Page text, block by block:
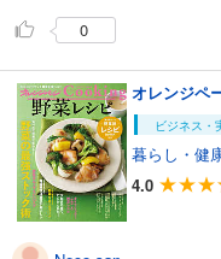
0
オレンジペ
ビジネス・
暮らし・健
4.0